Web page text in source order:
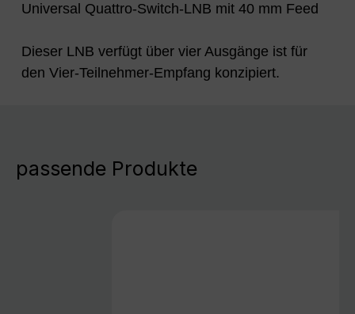
Universal Quattro-Switch-LNB mit 40 mm Feed
Dieser LNB verfügt über vier Ausgänge ist für
den Vier-Teilnehmer-Empfang konzipiert.
passende Produkte